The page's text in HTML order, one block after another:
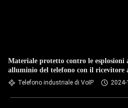
Materiale protetto contro le esplosioni
alluminio del telefono con il ricevitore
Telefono industriale di VoIP 2024-